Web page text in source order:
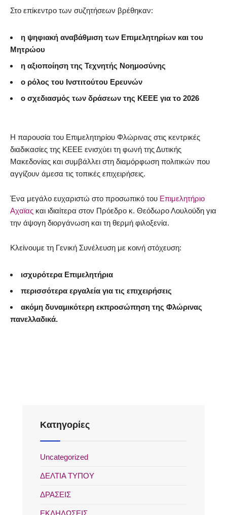
Στο επίκεντρο των συζητήσεων βρέθηκαν:
η ψηφιακή αναβάθμιση των Επιμελητηρίων και του
Μητρώου
η αξιοποίηση της Τεχνητής Νοημοσύνης
ο ρόλος του Ινστιτούτου Ερευνών
ο σχεδιασμός των δράσεων της ΚΕΕΕ για το 2026
Η παρουσία του Επιμελητηρίου Φλώρινας στις κεντρικές
διαδικασίες της ΚΕΕΕ ενισχύει τη φωνή της Δυτικής
Μακεδονίας και συμβάλλει στη διαμόρφωση πολιτικών που
αγγίζουν άμεσα τις τοπικές επιχειρήσεις.
Ένα μεγάλο ευχαριστώ στο προσωπικό του Επιμελητήριο
Αχαϊας και ιδιαίτερα στον Πρόεδρο κ. Θεόδωρο Λουλούδη για
την άψογη διοργάνωση και τη θερμή φιλοξενία.
Κλείνουμε τη Γενική Συνέλευση με κοινή στόχευση:
ισχυρότερα Επιμελητήρια
περισσότερα εργαλεία για τις επιχειρήσεις
ακόμη δυναμικότερη εκπροσώπηση της Φλώρινας
πανελλαδικά.
Kατηγορίες
Uncategorized
ΔΕΛΤΙΑ ΤΥΠΟΥ
ΔΡΑΣΕΙΣ
ΕΚΔΗΛΩΣΕΙΣ